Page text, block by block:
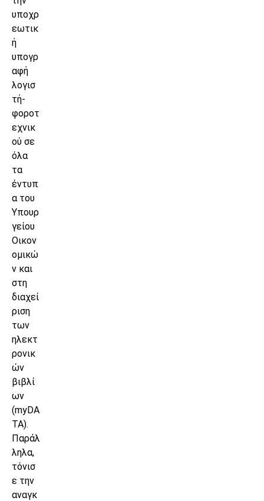
υποχρ
εωτικ
ή
υπογρ
αφή
λογισ
τή-
φοροτ
εχνικ
ού σε
όλα
τα
έντυπ
α του
Υπουρ
γείου
Οικον
ομικώ
ν και
στη
διαχεί
ριση
των
ηλεκτ
ρονικ
ών
βιβλί
ων
(myDA
TA).
Παράλ
ληλα,
τόνισ
ε την
αναγκ